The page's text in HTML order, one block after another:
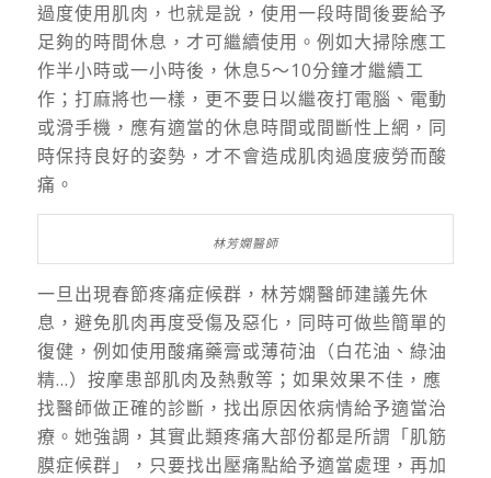
過度使用肌肉，也就是說，使用一段時間後要給予
足夠的時間休息，才可繼續使用。例如大掃除應工
作半小時或一小時後，休息5～10分鐘才繼續工
作；打麻將也一樣，更不要日以繼夜打電腦、電動
或滑手機，應有適當的休息時間或間斷性上網，同
時保持良好的姿勢，才不會造成肌肉過度疲勞而酸
痛。
林芳嫻醫師
一旦出現春節疼痛症候群，林芳嫻醫師建議先休
息，避免肌肉再度受傷及惡化，同時可做些簡單的
復健，例如使用酸痛藥膏或薄荷油（白花油、綠油
精…）按摩患部肌肉及熱敷等；如果效果不佳，應
找醫師做正確的診斷，找出原因依病情給予適當治
療。她強調，其實此類疼痛大部份都是所謂「肌筋
膜症候群」，只要找出壓痛點給予適當處理，再加